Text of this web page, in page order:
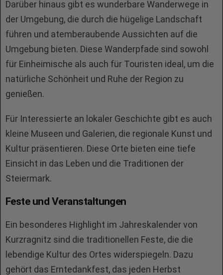
Darüber hinaus gibt es wunderbare Wanderwege in
der Umgebung, die durch die hügelige Landschaft
führen und atemberaubende Aussichten auf die
Umgebung bieten. Diese Wanderpfade sind sowohl
für Einheimische als auch für Touristen ideal, um die
natürliche Schönheit und Ruhe der Region zu
genießen.
Für Interessierte an lokaler Geschichte gibt es auch
kleine Museen und Galerien, die regionale Kunst und
Kultur präsentieren. Diese Orte bieten eine tiefe
Einsicht in das Leben und die Traditionen der
Steiermark.
Feste und Veranstaltungen
Ein besonderes Highlight im Jahreskalender von
Kurzragnitz sind die traditionellen Feste, die die
lebendige Kultur des Ortes widerspiegeln. Dazu
gehört das Erntedankfest, das jeden Herbst